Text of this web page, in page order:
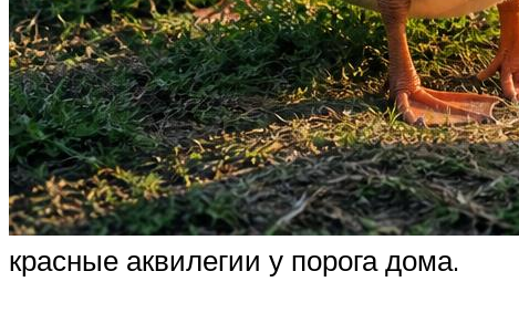
красные аквилегии у порога дома.